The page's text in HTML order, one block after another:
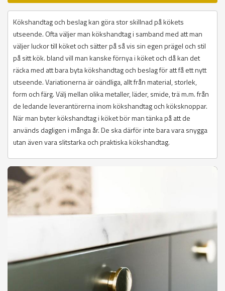
Kökshandtag och beslag kan göra stor skillnad på kökets
utseende. Ofta väljer man kökshandtag i samband med att man
väljer luckor till köket och sätter på så vis sin egen prägel och stil
på sitt kök. bland vill man kanske förnya i köket och då kan det
räcka med att bara byta kökshandtag och beslag för att få ett nytt
utseende. Variationerna är oändliga, allt från material, storlek,
form och färg. Välj mellan olika metaller, läder, smide, trä m.m. från
de ledande leverantörerna inom kökshandtag och köksknoppar.
När man byter kökshandtag i köket bör man tänka på att de
används dagligen i många år. De ska därför inte bara vara snygga
utan även vara slitstarka och praktiska kökshandtag.